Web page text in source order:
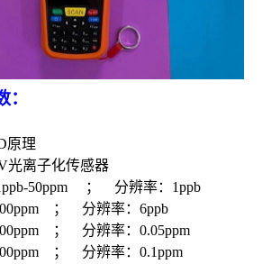
原理
光离子化传感器
50ppm ； 分辨率：1ppb
； 分辨率：6ppb
； 分辨率：0.05ppm
； 分辨率：0.1ppm